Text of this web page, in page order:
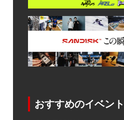
おすすめのイベント